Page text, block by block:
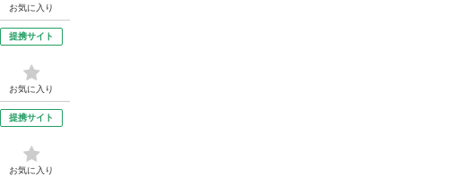
お気に入り
提携サイト
お気に入り
提携サイト
お気に入り